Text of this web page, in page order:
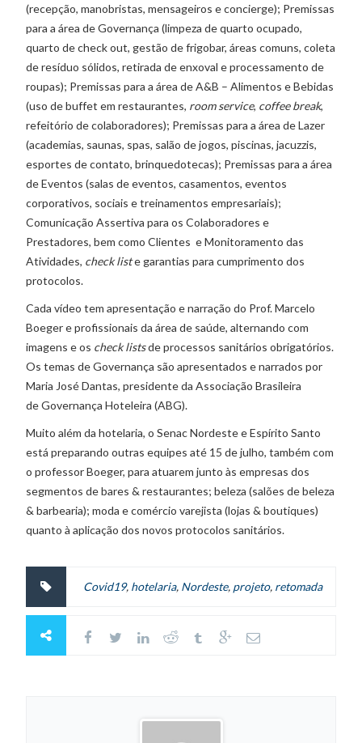
(recepção, manobristas, mensageiros e concierge); Premissas
para a área de Governança (limpeza de quarto ocupado,
quarto de check out, gestão de frigobar, áreas comuns, coleta
de resíduo sólidos, retirada de enxoval e processamento de
roupas); Premissas para a área de A&B – Alimentos e Bebidas
(uso de buffet em restaurantes, room service, coffee break,
refeitório de colaboradores); Premissas para a área de Lazer
(academias, saunas, spas, salão de jogos, piscinas, jacuzzis,
esportes de contato, brinquedotecas); Premissas para a área
de Eventos (salas de eventos, casamentos, eventos
corporativos, sociais e treinamentos empresariais);
Comunicação Assertiva para os Colaboradores e
Prestadores, bem como Clientes e Monitoramento das
Atividades, check liste garantias para cumprimento dos
protocolos.
Cada vídeo tem apresentação e narração do Prof. Marcelo
Boeger e profissionais da área de saúde, alternando com
imagens e os check listsde processos sanitários obrigatórios.
Os temas de Governança são apresentados e narrados por
Maria José Dantas, presidente da Associação Brasileira
de Governança Hoteleira (ABG).
Muito além da hotelaria, o Senac Nordeste e Espírito Santo
está preparando outras equipes até 15 de julho, também com
o professor Boeger, para atuarem junto às empresas dos
segmentos de bares & restaurantes; beleza (salões de beleza
& barbearia); moda e comércio varejista (lojas & boutiques)
quanto à aplicação dos novos protocolos sanitários.
Covid19, hotelaria, Nordeste, projeto, retomada